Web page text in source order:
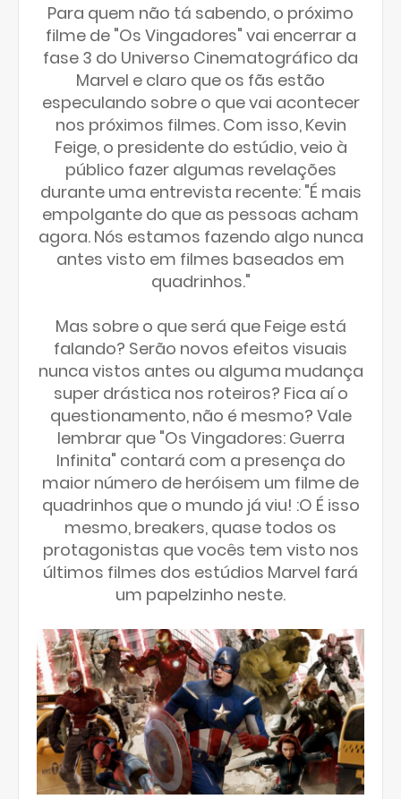
Para quem não tá sabendo, o próximo
filme de "Os Vingadores" vai encerrar a
fase 3 do Universo Cinematográfico da
Marvel e claro que os fãs estão
especulando sobre o que vai acontecer
nos próximos filmes. Com isso, Kevin
Feige, o presidente do estúdio, veio à
público fazer algumas revelações
durante uma entrevista recente: "É mais
empolgante do que as pessoas acham
agora. Nós estamos fazendo algo nunca
antes visto em filmes baseados em
quadrinhos."
Mas sobre o que será que Feige está
falando? Serão novos efeitos visuais
nunca vistos antes ou alguma mudança
super drástica nos roteiros? Fica aí o
questionamento, não é mesmo? Vale
lembrar que "Os Vingadores: Guerra
Infinita" contará com a presença do
maior número de heróisem um filme de
quadrinhos que o mundo já viu! :O É isso
mesmo, breakers, quase todos os
protagonistas que vocês tem visto nos
últimos filmes dos estúdios Marvel fará
um papelzinho neste.